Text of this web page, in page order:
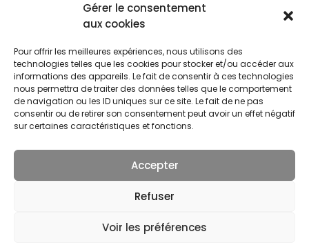
Gérer le consentement
aux cookies
Pour offrir les meilleures expériences, nous utilisons des
technologies telles que les cookies pour stocker et/ou accéder aux
informations des appareils. Le fait de consentir à ces technologies
nous permettra de traiter des données telles que le comportement
de navigation ou les ID uniques sur ce site. Le fait de ne pas
consentir ou de retirer son consentement peut avoir un effet négatif
sur certaines caractéristiques et fonctions.
Accepter
Refuser
Voir les préférences
© 2026 Séverine MIRANDA. | Tous droits réservés.